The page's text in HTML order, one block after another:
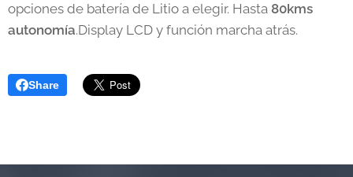
opciones de batería de Litio a elegir. Hasta 80kms
autonomía.Display LCD y función marcha atrás.
Share